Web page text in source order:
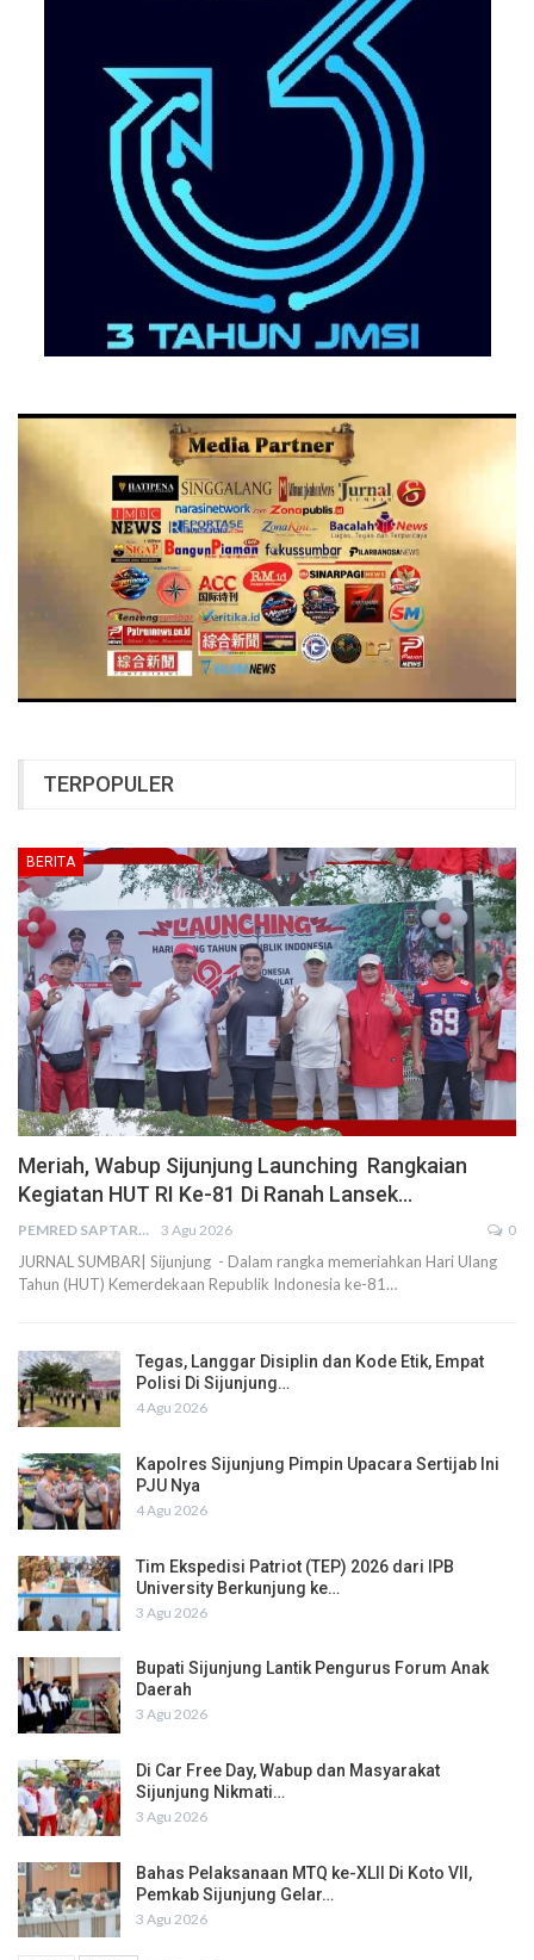
TERPOPULER
BERITA
Meriah, Wabup Sijunjung Launching Rangkaian
Kegiatan HUT RI Ke-81 Di Ranah Lansek…
PEMRED SAPTARIUS 3 Agu 2026 0
JURNAL SUMBAR| Sijunjung - Dalam rangka memeriahkan Hari Ulang
Tahun (HUT) Kemerdekaan Republik Indonesia ke-81…
Tegas, Langgar Disiplin dan Kode Etik, Empat
Polisi Di Sijunjung…
4 Agu 2026
Kapolres Sijunjung Pimpin Upacara Sertijab Ini
PJU Nya
4 Agu 2026
Tim Ekspedisi Patriot (TEP) 2026 dari IPB
University Berkunjung ke…
3 Agu 2026
Bupati Sijunjung Lantik Pengurus Forum Anak
Daerah
3 Agu 2026
Di Car Free Day, Wabup dan Masyarakat
Sijunjung Nikmati…
3 Agu 2026
Bahas Pelaksanaan MTQ ke-XLII Di Koto VII,
Pemkab Sijunjung Gelar…
3 Agu 2026